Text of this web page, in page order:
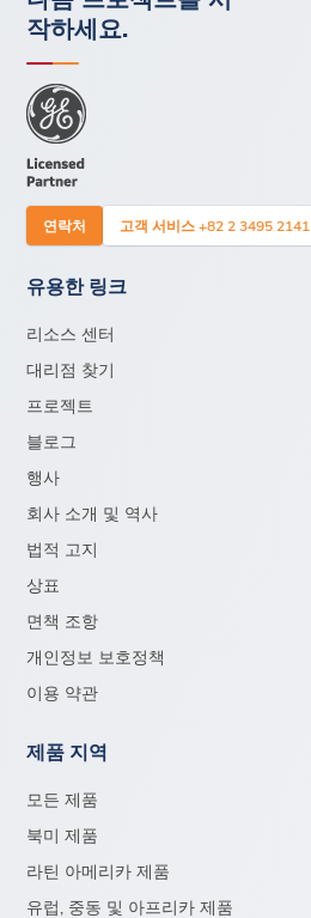
작하세요.
연락처 고객 서비스 +82 2 3495 2141
유용한 링크
리소스 센터
대리점 찾기
프로젝트
블로그
행사
회사 소개 및 역사
법적 고지
상표
면책 조항
개인정보 보호정책
이용 약관
제품 지역
모든 제품
북미 제품
라틴 아메리카 제품
유럽, 중동 및 아프리카 제품